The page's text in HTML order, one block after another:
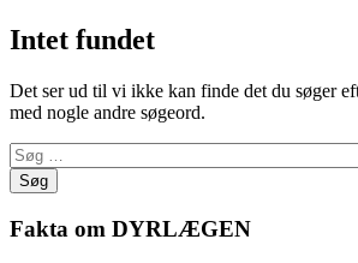
Intet fundet
Det ser ud til vi ikke kan finde det du søger
med nogle andre søgeord.
Søg
efter:
Fakta om DYRLÆGEN